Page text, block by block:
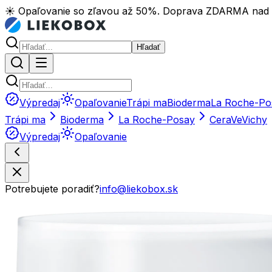
☀️ Opaľovanie so zľavou až 50%. Doprava ZDARMA
Hľadať
Výpredaj OpaľovanieTrápi maBiodermaLa Roche-
Trápi ma
Bioderma La Roche-Posay CeraVeVichy
Výpredaj
Opaľovanie
Potrebujete poradiť?info@liekobox.sk